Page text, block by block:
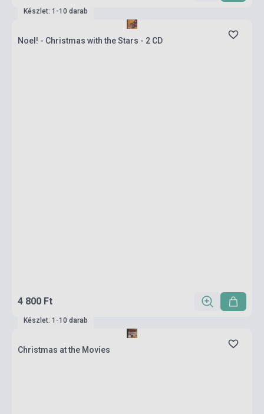
Készlet: 1-10 darab
Noel! - Christmas with the Stars - 2 CD
4 800 Ft
Készlet: 1-10 darab
Christmas at the Movies